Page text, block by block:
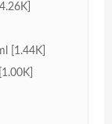
[1.44K]